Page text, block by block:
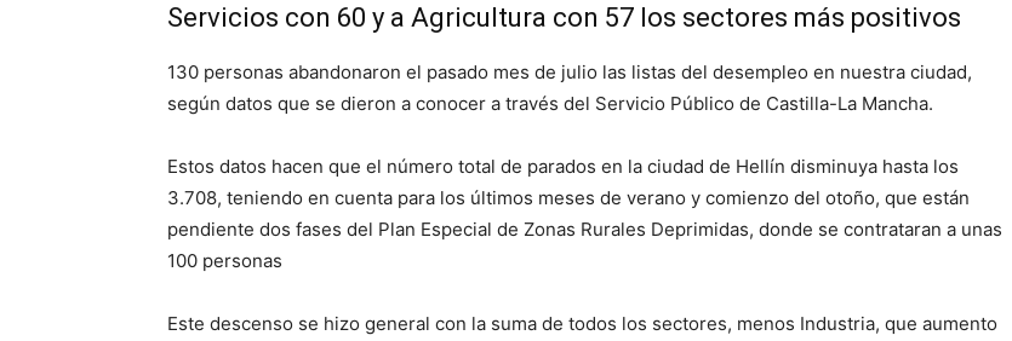
Servicios con 60 y a Agricultura con 57 los sectores más positivos
130 personas abandonaron el pasado mes de julio las listas del desempleo en nuestra ciudad,
según datos que se dieron a conocer a través del Servicio Público de Castilla-La Mancha.
Estos datos hacen que el número total de parados en la ciudad de Hellín disminuya hasta los
3.708, teniendo en cuenta para los últimos meses de verano y comienzo del otoño, que están
pendiente dos fases del Plan Especial de Zonas Rurales Deprimidas, donde se contrataran a unas
100 personas
Este descenso se hizo general con la suma de todos los sectores, menos Industria, que aumento